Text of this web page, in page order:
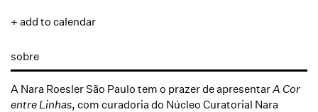
+ add to calendar
sobre
A Nara Roesler São Paulo tem o prazer de apresentarA Cor
entre Linhas, com curadoria do Núcleo Curatorial Nara